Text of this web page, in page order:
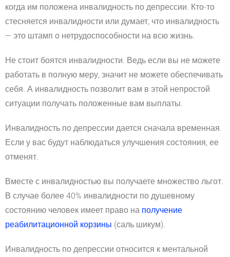
когда им положена инвалидность по депрессии. Кто-то
стесняется инвалидности или думает, что инвалидность
— это штамп о нетрудоспособности на всю жизнь.
Не стоит боятся инвалидности. Ведь если вы не можете
работать в полную меру, значит не можете обеспечивать
себя. А инвалидность позволит вам в этой непростой
ситуации получать положенные вам выплаты.
Инвалидность по депрессии дается сначала временная.
Если у вас будут наблюдаться улучшения состояния, ее
отменят.
Вместе с инвалидностью вы получаете множество льгот.
В случае более 40% инвалидности по душевному
состоянию человек имеет право на получение
реабилитационной корзины (саль шикум).
Инвалидность по депрессии относится к ментальной